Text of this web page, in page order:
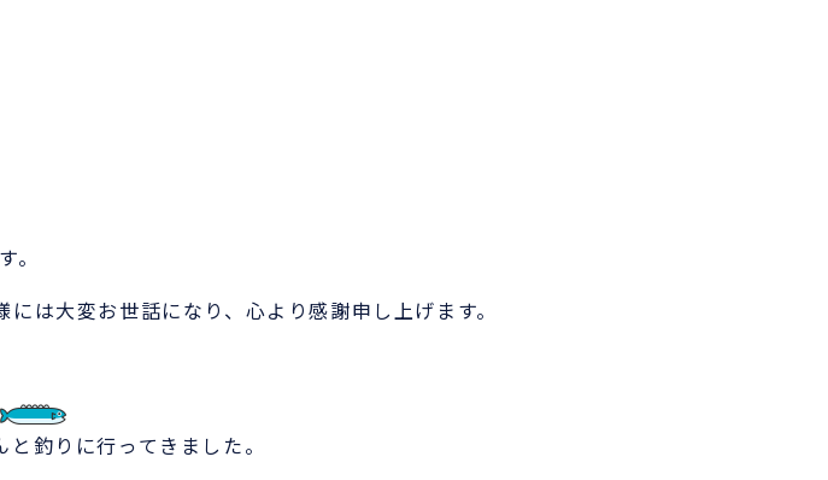
は大変お世話になり、心より感謝申し上げます。
釣りに行ってきました。